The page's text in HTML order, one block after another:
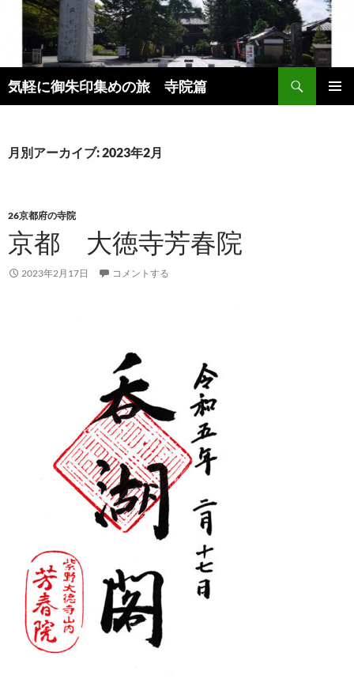
ン
ツ
へ
ッ
気軽に御朱印集めの旅 寺院篇
索
月別アーカイブ: 2023年2月
26京都府の寺院
京都 大徳寺芳春院
2023年2月17日 コメントする